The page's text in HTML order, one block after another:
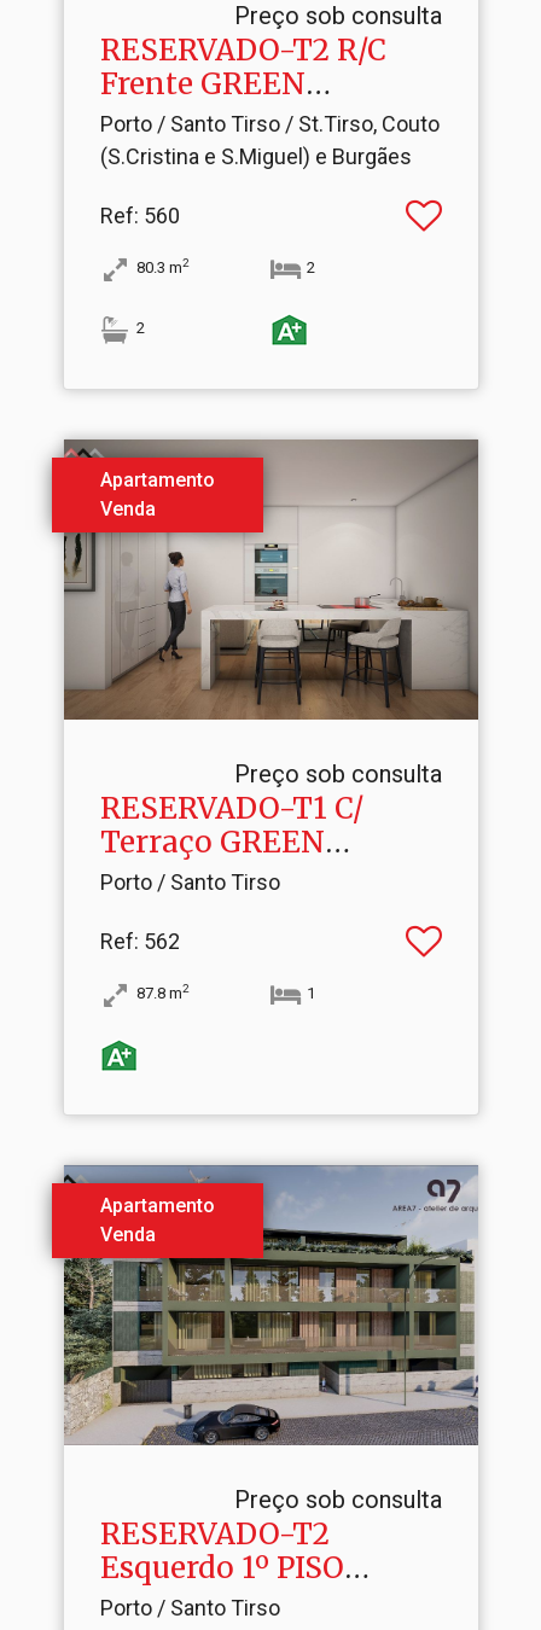
Preço sob consulta
RESERVADO-T2 R/C
Frente GREEN
STATION
Porto / Santo Tirso / St.Tirso, Couto
(S.Cristina e S.Miguel) e Burgães
Ref: 560
80.3 m2 2
2
Apartamento
Venda
Preço sob consulta
RESERVADO-T1 C/
Terraço GREEN
STATION
Porto / Santo Tirso
Ref: 562
87.8 m2 1
Apartamento
Venda
Preço sob consulta
RESERVADO-T2
Esquerdo 1º PISO
GREEN STATION
Porto / Santo Tirso